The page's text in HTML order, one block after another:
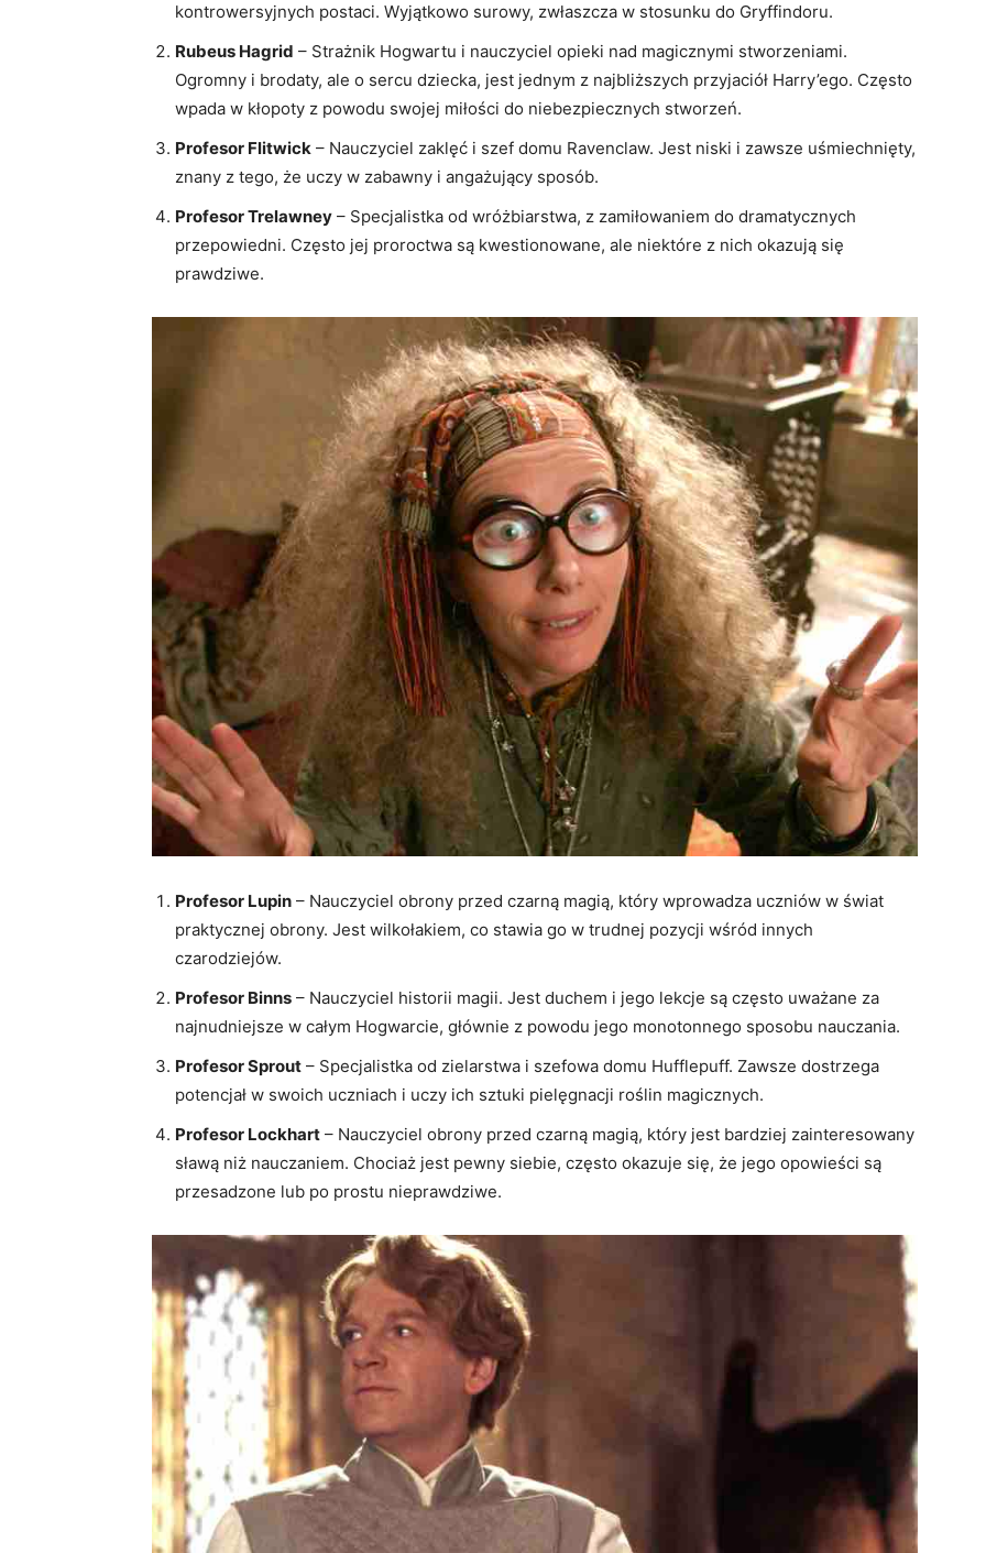
kontrowersyjnych postaci. Wyjątkowo surowy, zwłaszcza w stosunku do Gryffindoru.
Rubeus Hagrid – Strażnik Hogwartu i nauczyciel opieki nad magicznymi stworzeniami.
Ogromny i brodaty, ale o sercu dziecka, jest jednym z najbliższych przyjaciół Harry’ego. Często
wpada w kłopoty z powodu swojej miłości do niebezpiecznych stworzeń.
Profesor Flitwick – Nauczyciel zaklęć i szef domu Ravenclaw. Jest niski i zawsze uśmiechnięty,
znany z tego, że uczy w zabawny i angażujący sposób.
Profesor Trelawney – Specjalistka od wróżbiarstwa, z zamiłowaniem do dramatycznych
przepowiedni. Często jej proroctwa są kwestionowane, ale niektóre z nich okazują się
prawdziwe.
Profesor Lupin – Nauczyciel obrony przed czarną magią, który wprowadza uczniów w świat
praktycznej obrony. Jest wilkołakiem, co stawia go w trudnej pozycji wśród innych
czarodziejów.
Profesor Binns – Nauczyciel historii magii. Jest duchem i jego lekcje są często uważane za
najnudniejsze w całym Hogwarcie, głównie z powodu jego monotonnego sposobu nauczania.
Profesor Sprout – Specjalistka od zielarstwa i szefowa domu Hufflepuff. Zawsze dostrzega
potencjał w swoich uczniach i uczy ich sztuki pielęgnacji roślin magicznych.
Profesor Lockhart – Nauczyciel obrony przed czarną magią, który jest bardziej zainteresowany
sławą niż nauczaniem. Chociaż jest pewny siebie, często okazuje się, że jego opowieści są
przesadzone lub po prostu nieprawdziwe.